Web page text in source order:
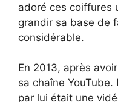
adoré ces coiffures
grandir sa base de
considérable.
En 2013, après
sa chaîne
par lui était une